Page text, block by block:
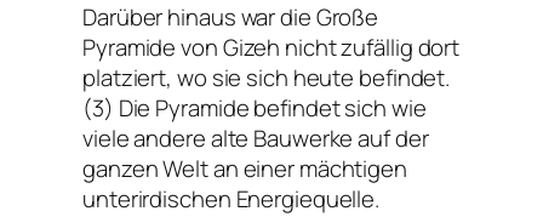
Darüber hinaus war die Große
Pyramide von Gizeh nicht zufällig dort
platziert, wo sie sich heute befindet.
(3) Die Pyramide befindet sich wie
viele andere alte Bauwerke auf der
ganzen Welt an einer mächtigen
unterirdischen Energiequelle.